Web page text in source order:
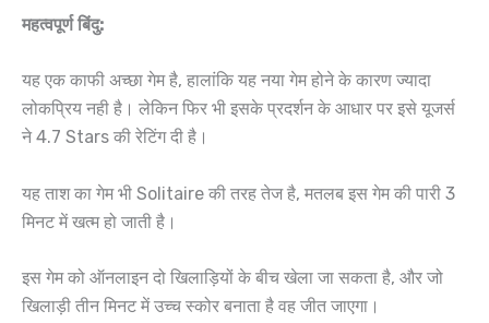
महत्वपूर्ण बिंदु:
यह एक काफी अच्छा गेम है, हालांकि यह नया गेम होने के कारण ज्यादा
लोकप्रिय नही है। लेकिन फिर भी इसके प्रदर्शन के आधार पर इसे यूजर्स
ने 4.7 Stars की रेटिंग दी है।
यह ताश का गेम भी Solitaire की तरह तेज है, मतलब इस गेम की पारी 3
मिनट में खत्म हो जाती है।
इस गेम को ऑनलाइन दो खिलाड़ियों के बीच खेला जा सकता है, और जो
खिलाड़ी तीन मिनट में उच्च स्कोर बनाता है वह जीत जाएगा।